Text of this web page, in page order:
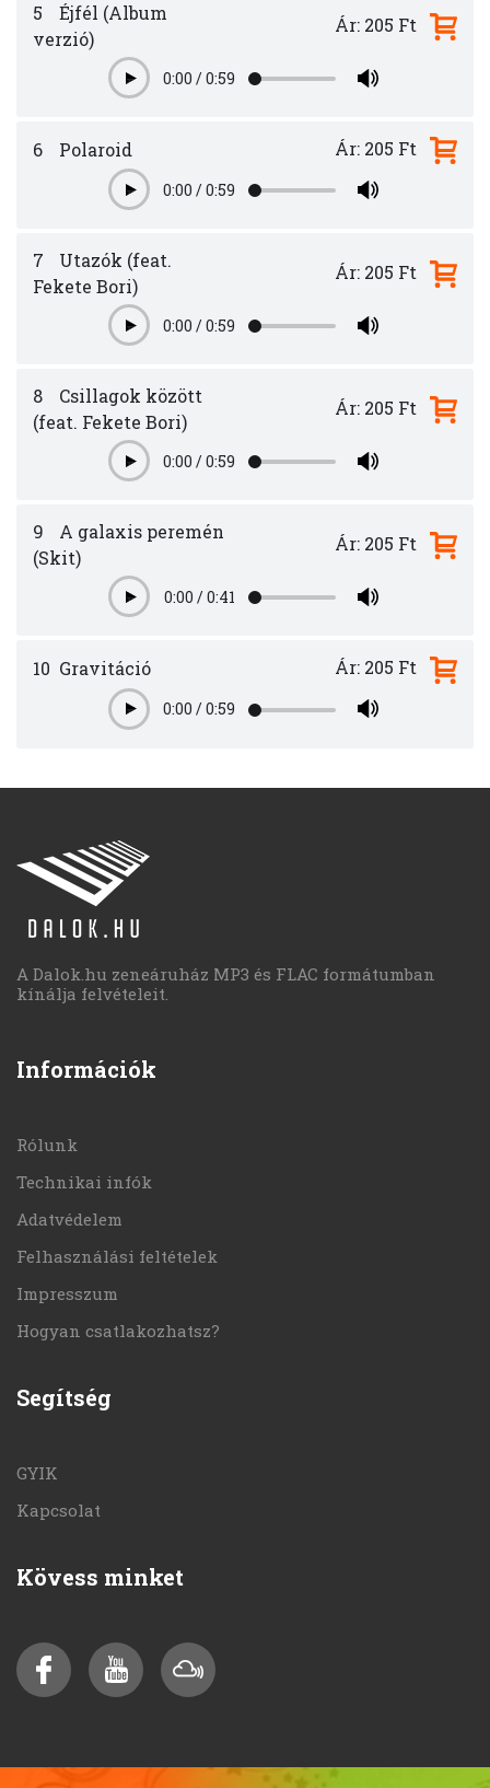
5
Éjfél (Album
verzió)
Play0:00 /0:59
Ár: 205 Ft
6 Polaroid
Play0:00 /0:59
Ár: 205 Ft
7
Utazók (feat.
Fekete Bori)
Play0:00 /0:59
Ár: 205 Ft
8
Csillagok között
(feat. Fekete Bori)
Play0:00 /0:59
Ár: 205 Ft
9
A galaxis peremén
(Skit)
Play0:00 /0:41
Ár: 205 Ft
10 Gravitáció
Play0:00 /0:59
Ár: 205 Ft
A Dalok.hu zeneáruház MP3 és FLAC formátumban
kínálja felvételeit.
Információk
Rólunk
Technikai infók
Adatvédelem
Felhasználási feltételek
Impresszum
Hogyan csatlakozhatsz?
Segítség
GYIK
Kapcsolat
Kövess minket